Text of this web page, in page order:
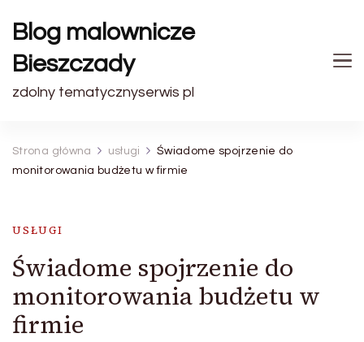
Blog malownicze
Bieszczady
zdolny tematycznyserwis pl
Strona główna usługi
Świadome spojrzenie do
monitorowania budżetu w firmie
USŁUGI
Świadome spojrzenie do
monitorowania budżetu w
firmie